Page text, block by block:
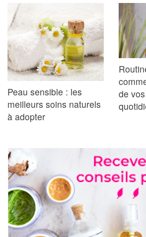
Peau sensible : les
meilleurs soins naturels
à adopter
de